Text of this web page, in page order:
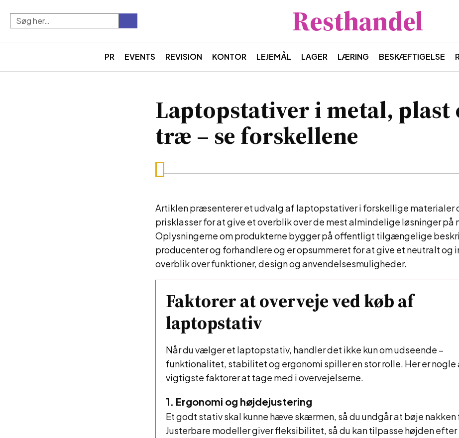
Resthandel
PR EVENTS REVISION KONTOR LEJEMÅL LAGER LÆRING BESKÆFTIGELSE
Laptopstativer i metal, plast
træ – se forskellene
Artiklen præsenterer et udvalg af laptopstativer i forskellige materialer
prisklasser for at give et overblik over de mest almindelige løsninger på
Oplysningerne om produkterne bygger på offentligt tilgængelige
producenter og forhandlere og er opsummeret for at give et neutralt og
overblik over funktioner, design og anvendelsesmuligheder.
Faktorer at overveje ved køb af
laptopstativ
Når du vælger et laptopstativ, handler det ikke kun om udseende –
funktionalitet, stabilitet og ergonomi spiller en stor rolle. Her er nogle
vigtigste faktorer at tage med i overvejelserne.
1. Ergonomi og højdejustering
Et godt stativ skal kunne hæve skærmen, så du undgår at bøje nakken
Justerbare modeller giver fleksibilitet, så du kan tilpasse højden